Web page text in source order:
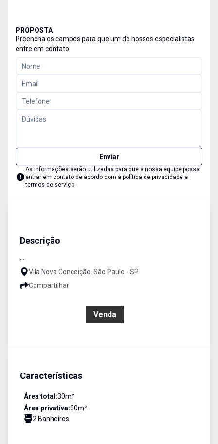
PROPOSTA
Preencha os campos para que um de nossos especialistas
entre em contato
Enviar
As informações serão utilizadas para que a nossa equipe possa
entrar em contato de acordo com a política de privacidade e
termos de serviço
Descrição
Vila Nova Conceição, São Paulo - SP
Compartilhar
Venda
Características
Área total:30m²
Área privativa:30m²
2 Banheiros